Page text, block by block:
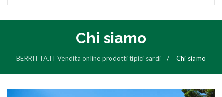
Chi siamo
BERRITTA.IT Vendita online prodotti tipici sardi / Chi siamo